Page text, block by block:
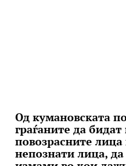
Од кумановската
граѓаните да
повозрасните лица
непознати лица,